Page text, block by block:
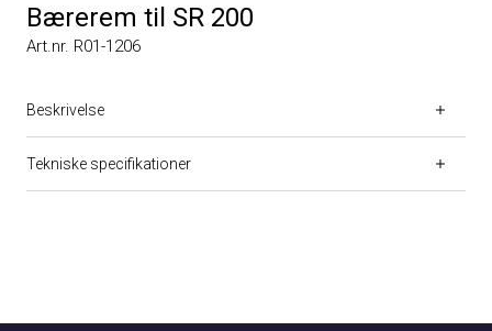
Bærerem til SR 200
Art.nr. R01-1206
Beskrivelse
Tekniske specifikationer